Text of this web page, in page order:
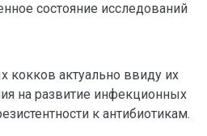
состояние исследований
кокков актуально ввиду их
на развитие инфекционных
к антибиотикам.